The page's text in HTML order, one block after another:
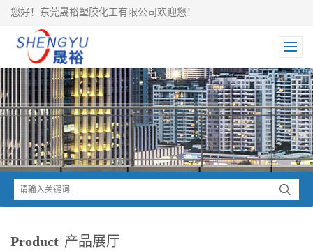
您好！东莞晟裕塑胶化工有限公司欢迎您！
Product 产品展厅